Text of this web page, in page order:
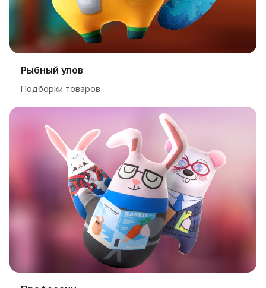
Рыбный улов
Подборки товаров